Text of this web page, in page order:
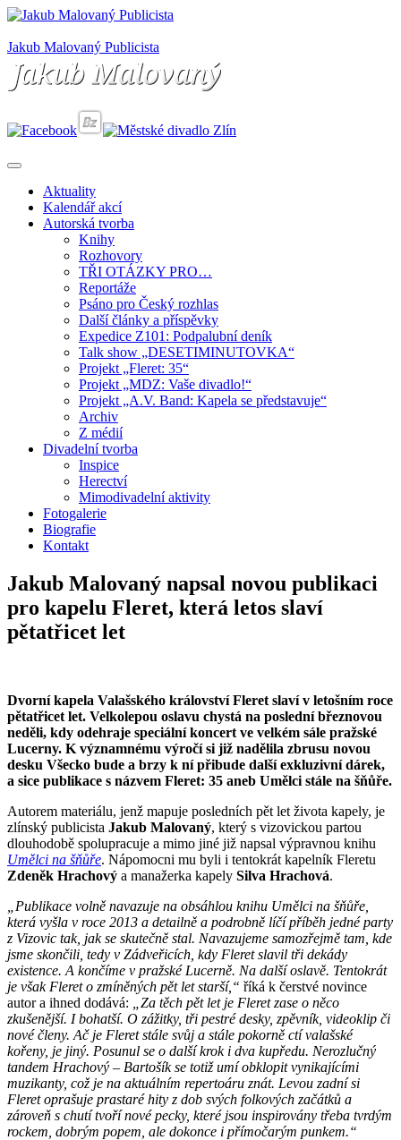
Jakub Malovaný Publicista
Aktuality
Kalendář akcí
Autorská tvorba
Knihy
Rozhovory
TŘI OTÁZKY PRO…
Reportáže
Psáno pro Český rozhlas
Další články a příspěvky
Expedice Z101: Podpalubní deník
Talk show „DESETIMINUTOVKA“
Projekt „Fleret: 35“
Projekt „MDZ: Vaše divadlo!“
Projekt „A.V. Band: Kapela se představuje“
Archiv
Z médií
Divadelní tvorba
Inspice
Herectví
Mimodivadelní aktivity
Fotogalerie
Biografie
Kontakt
Jakub Malovaný napsal novou publikaci
pro kapelu Fleret, která letos slaví
pětatřicet let
Dvorní kapela Valašského království Fleret slaví v letošním roce
pětatřicet let. Velkolepou oslavu chystá na poslední březnovou
neděli, kdy odehraje speciální koncert ve velkém sále pražské
Lucerny. K významnému výročí si již nadělila zbrusu novou
desku Všecko bude a brzy k ní přibude další exkluzivní dárek,
a sice publikace s názvem Fleret: 35 aneb Umělci stále na šňůře.
Autorem materiálu, jenž mapuje posledních pět let života kapely, je
zlínský publicista Jakub Malovaný, který s vizovickou partou
dlouhodobě spolupracuje a mimo jiné již napsal výpravnou knihu
Umělci na šňůře. Nápomocni mu byli i tentokrát kapelník Fleretu
Zdeněk Hrachový a manažerka kapely Silva Hrachová.
„Publikace volně navazuje na obsáhlou knihu Umělci na šňůře,
která vyšla v roce 2013 a detailně a podrobně líčí příběh jedné party
z Vizovic tak, jak se skutečně stal. Navazujeme samozřejmě tam, kde
jsme skončili, tedy v Zádveřicích, kdy Fleret slavil tři dekády
existence. A končíme v pražské Lucerně. Na další oslavě. Tentokrát
je však Fleret o zmíněných pět let starší,“ říká k čerstvé novince
autor a ihned dodává:
„Za těch pět let je Fleret zase o něco
zkušenější. I bohatší. O zážitky, tři pestré desky, zpěvník, videoklip či
nové členy. Ač je Fleret stále svůj a stále pokorně ctí valašské
kořeny, je jiný. Posunul se o další krok i dva kupředu. Nerozlučný
tandem Hrachový – Bartošík se totiž umí obklopit vynikajícími
muzikanty, což je na aktuálním repertoáru znát. Levou zadní si
Fleret oprašuje prastaré hity z dob svých folkových začátků a
zároveň s chutí tvoří nové pecky, které jsou inspirovány třeba tvrdým
rockem, dobrým popem, ale dokonce i přímočarým punkem.“